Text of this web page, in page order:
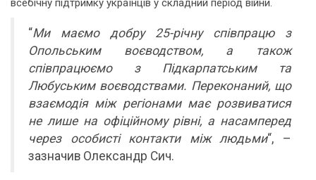
всебічну підтримку українців у складний період війни.
“Ми маємо добру 25-річну співпрацю з
Опольським воєводством, а також
співпрацюємо з Підкарпатським та
Любуським воєводствами. Переконаний, що
взаємодія між регіонами має розвиватися
не лише на офіційному рівні, а насамперед
через особисті контакти між людьми“, –
зазначив Олександр Сич.